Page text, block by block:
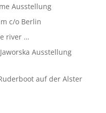
Ausstellung
c/o Berlin
river …
Ausstellung
auf der Alster